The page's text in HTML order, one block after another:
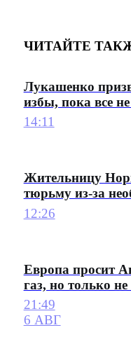
ЧИТАЙТЕ
Лукашенко
избы, пока все
14:11
Жительницу
тюрьму из-за
12:26
Европа просит
газ, но только
21:49
6 АВГ